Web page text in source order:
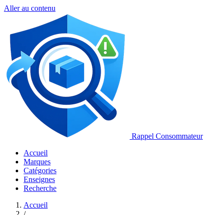
Aller au contenu
Rappel Consommateur
Accueil
Marques
Catégories
Enseignes
Recherche
Accueil